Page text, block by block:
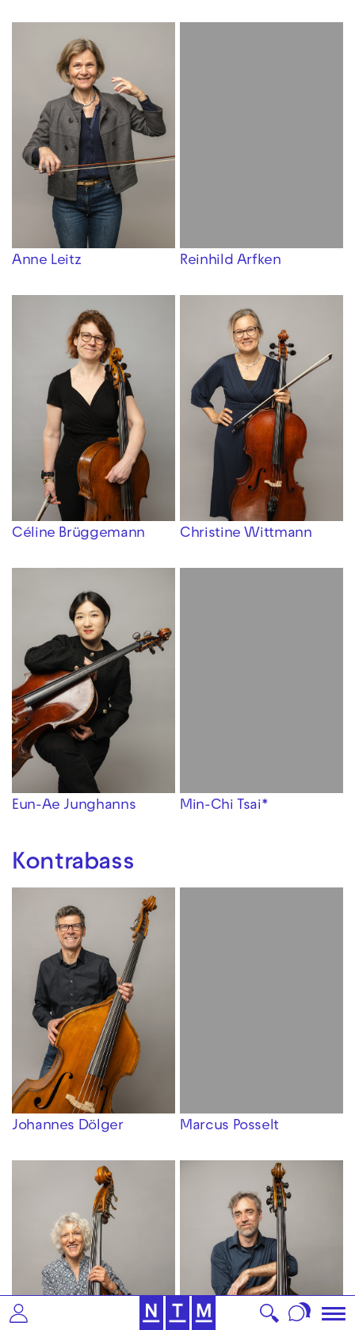
Anne Leitz Reinhild Arfken
Céline Brüggemann Christine Wittmann
Eun-Ae Junghanns Min-Chi Tsai*
Kontrabass
Johannes Dölger Marcus Posselt